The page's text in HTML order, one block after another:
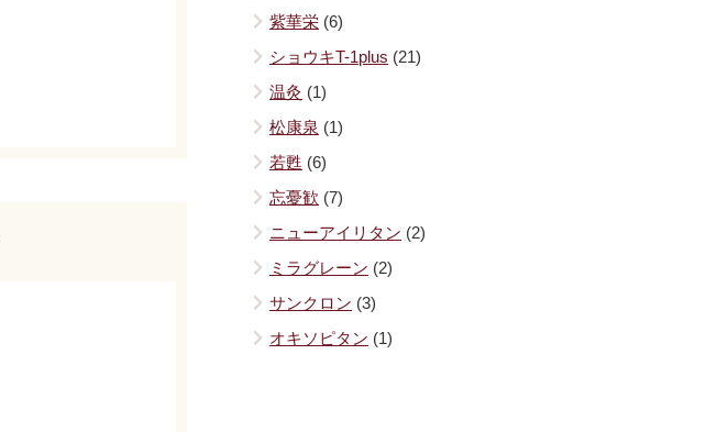
紫華栄 (6)
ショウキT-1plus (21)
温灸 (1)
松康泉 (1)
若甦 (6)
忘憂歓 (7)
ニューアイリタン (2)
ミラグレーン (2)
サンクロン (3)
オキソピタン (1)